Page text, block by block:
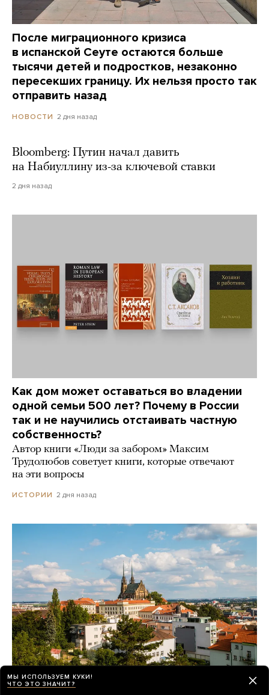
После миграционного кризиса
в испанской Сеуте остаются больше
тысячи детей и подростков, незаконно
пересекших границу. Их нельзя просто так
отправить назад
НОВОСТИ 2 дня назад
Bloomberg: Путин начал давить
на Набиуллину из-за ключевой ставки
2 дня назад
Как дом может оставаться во владении
одной семьи 500 лет? Почему в России
так и не научились отстаивать частную
собственность?
Автор книги «Люди за забором» Максим
Трудолюбов советует книги, которые отвечают
на эти вопросы
ИСТОРИИ 2 дня назад
МЫ ИСПОЛЬЗУЕМ КУКИ!
ЧТО ЭТО ЗНАЧИТ?